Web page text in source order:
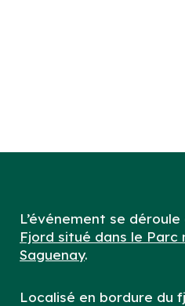
L’événement se
Fjord situé dans le Parc
Saguenay.
Localisé en bordure du